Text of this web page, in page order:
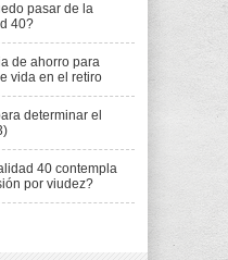
pasar de la
40?
de ahorro para
vida en el retiro
determinar el
40 contempla
por viudez?